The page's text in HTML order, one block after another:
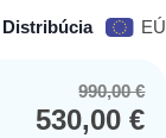
Distribúcia EÚ
990,00€
530,00€